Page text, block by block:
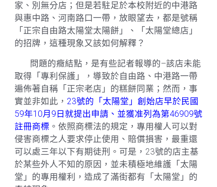
家、別無分店；但是若駐足於本校附近的中港路
與惠中路、河南路口一帶，放眼望去，都是號稱
「正宗自由路太陽堂太陽餅」、「太陽堂總店」
的招牌，這種現象又該如何解釋？
問題的癥結點，是有些記者報導的–該店未能
取得「專利保護」，導致於自由路、中港路一帶
遍佈著自稱「正宗老店」的糕餅同業；然而，事
實並非如此， 23號的「太陽堂」創始店早於民國
59年10月9日就提出申請、並獲准列為第46909號
註冊商標 。依照商標法的規定，專用權人可以對
侵害商標之人要求停止使用、賠償損害，最重還
可以處三年以下有期徒刑。可是，23號的店主基
於某些外人不知的原因，並未積極地維護「太陽
堂」的專用權利，造成了滿街都有「太陽堂」的